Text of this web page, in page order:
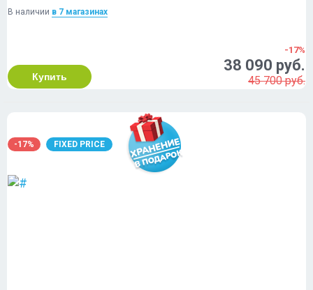
В наличии в 7 магазинах
Купить
-17%
38 090 руб.
45 700 руб.
-17% FIXED PRICE